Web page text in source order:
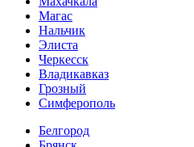
Магас
Нальчик
Элиста
Черкесск
Владикавказ
Грозный
Симферополь
Белгород